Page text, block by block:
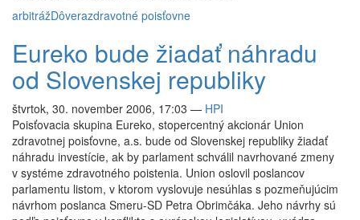
arbitrážDôverazdravotné poisťovne
Eureko bude žiadať náhradu
od Slovenskej republiky
štvrtok, 30. november 2006, 17:03 — HPI
Poisťovacia skupina Eureko, stopercentný akcionár Union
zdravotnej poisťovne, a.s. bude od Slovenskej republiky žiadať
náhradu investície, ak by parlament schválil navrhované zmeny
v systéme zdravotného poistenia. Union oslovil poslancov
parlamentu listom, v ktorom vyslovuje nesúhlas s pozmeňujúcim
návrhom poslanca Smeru-SD Petra Obrimčáka. Jeho návrhy sú